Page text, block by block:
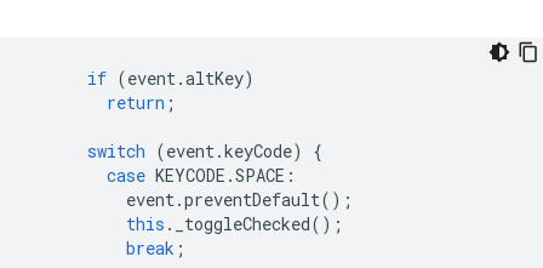
if (event.altKey)
return ;
switch (event.keyCode)
{
case KEYCODE .SPACE :
event.preventDefault();
this . _toggleChecked();
break ;